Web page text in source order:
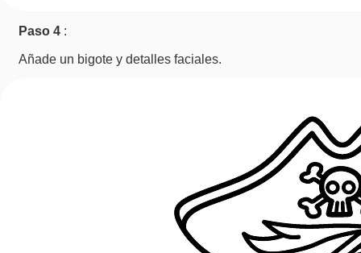
Paso 4 :
Añade un bigote y detalles faciales.